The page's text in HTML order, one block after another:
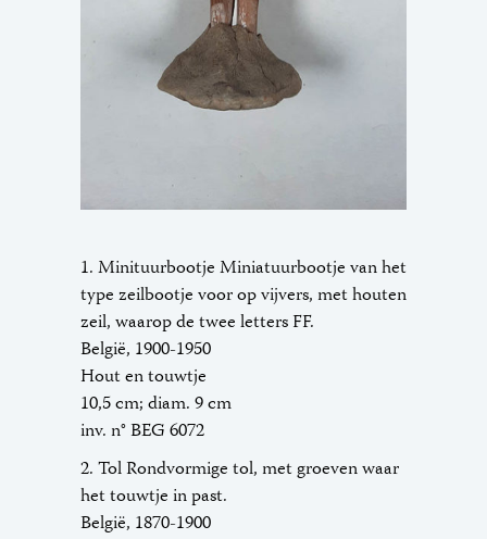
1. Minituurbootje Miniatuurbootje van het
type zeilbootje voor op vijvers, met houten
zeil, waarop de twee letters FF.
België, 1900-1950
Hout en touwtje
10,5 cm; diam. 9 cm
inv. n° BEG 6072
2. Tol Rondvormige tol, met groeven waar
het touwtje in past.
België, 1870-1900